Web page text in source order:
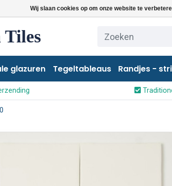
Wij slaan cookies op om onze website te
glazuren Tegeltableaus Randjes -